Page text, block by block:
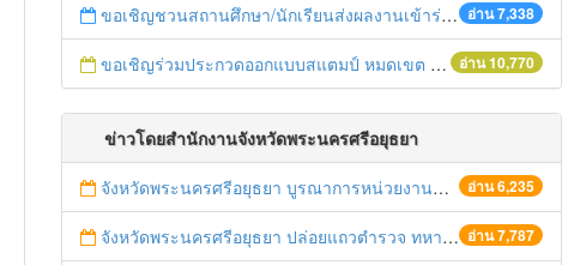
อ่าน 7,338
ขอเชิญชวนสถานศึกษา/นักเรียนส่งผลงานเข้าร่วมโครงการประกวดบทละครส่งเสริมค่านิยมหลัก ๑๒ ประการ
อ่าน 10,770
ขอเชิญร่วมประกวดออกแบบสแตมป์ หมดเขต 30 ก.ย.57
ข่าวโดยสำนักงานจังหวัดพระนครศรีอยุธยา
อ่าน 6,235
จังหวัดพระนครศรีอยุธยา บูรณาการหน่วยงานที่เกี่ยวข้อง ลงพื้นที่จัดระเบียบและดำเนินมาตรการตามบทลงโทษสูงสุดกับผู้ประกอบการร้านค้าที่ยังฝ่าฝืนตั้งร้านค้ารุกล้ำเขตพื้นที่ทางหลวง เตรียมความปลอดภัยก่อนเทศกาลสงกรานต์
อ่าน 7,787
จังหวัดพระนครศรีอยุธยา ปล่อยแถวตำรวจ ทหาร ฝ่ายปกครอง กว่า 100 นาย ตรวจเข้มท่ารถสาธารณะ สถานีขนส่งรถโดยสาร วินรถตู้ และสถานีรถไฟ เตรียมรับมือเทศกาลสงกรานต์